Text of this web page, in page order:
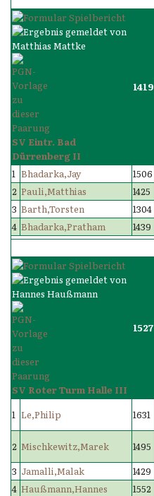
SV Eintr. Bad
Dürrenberg II
1419
1 Bhadarka,Jay 1506
2 Pauli,Matthias 1425
3 Barth,Torsten 1304
4 Bhadarka,Pratham 1439
SV Roter Turm Halle III
1527
1 Le,Philip 1631
2 Mischkewitz,Marek 1495
3 Jamalli,Malak 1429
4 Haußmann,Hannes 1552